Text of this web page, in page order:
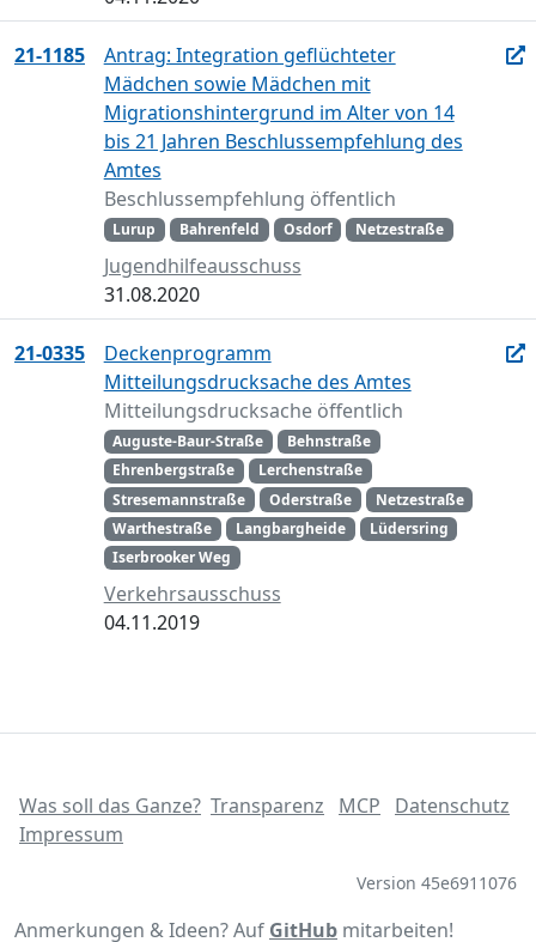
21-1185
Antrag: Integration geflüchteter
Mädchen sowie Mädchen mit
Migrationshintergrund im Alter von 14
bis 21 Jahren Beschlussempfehlung des
Amtes
Beschlussempfehlung öffentlich
Lurup Bahrenfeld Osdorf Netzestraße
Jugendhilfeausschuss
31.08.2020
21-0335
Deckenprogramm
Mitteilungsdrucksache des Amtes
Mitteilungsdrucksache öffentlich
Auguste-Baur-Straße
Behnstraße
Ehrenbergstraße
Lerchenstraße
Stresemannstraße
Oderstraße
Netzestraße
Warthestraße
Langbargheide
Lüdersring
Iserbrooker Weg
Verkehrsausschuss
04.11.2019
Was soll das Ganze? Transparenz MCP
Datenschutz
Impressum
Version 45e6911076
Anmerkungen & Ideen? Auf GitHub mitarbeiten!